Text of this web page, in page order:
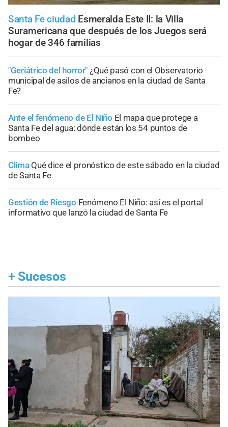
Santa Fe ciudad Esmeralda Este II: la Villa
Suramericana que después de los Juegos será
hogar de 346 familias
"Geriátrico del horror" ¿Qué pasó con el Observatorio
municipal de asilos de ancianos en la ciudad de Santa
Fe?
Ante el fenómeno de El Niño El mapa que protege a
Santa Fe del agua: dónde están los 54 puntos de
bombeo
Clima Qué dice el pronóstico de este sábado en la ciudad
de Santa Fe
Gestión de Riesgo Fenómeno El Niño: así es el portal
informativo que lanzó la ciudad de Santa Fe
+ Sucesos